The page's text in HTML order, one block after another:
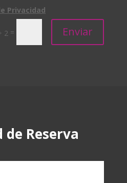
Privacidad
2 = Enviar
Reserva